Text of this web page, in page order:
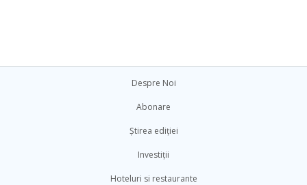
Despre Noi
Abonare
Știrea ediției
Investiții
Hoteluri si restaurante